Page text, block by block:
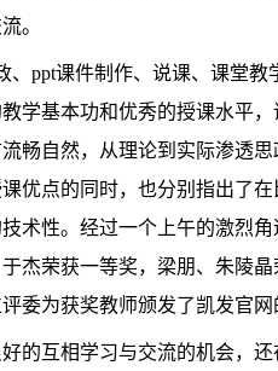
。
ppt课件制作、说课、课堂教
学基本功和优秀的授课水平
畅自然，从理论到实际渗透思
优点的同时，也分别指出了
术性。经过一个上午的激烈
杰荣获一等奖，梁朋、朱陵
委为获奖教师颁发了凯发官网
的互相学习与交流的机会，